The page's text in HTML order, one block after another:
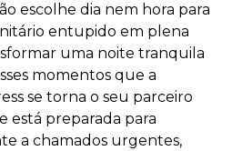
escolhe dia nem hora para
entupido em plena
uma noite tranquila
momentos que a
se torna o seu parceiro
está preparada para
a chamados urgentes,